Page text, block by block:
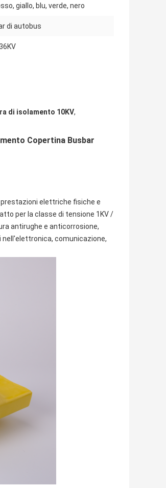
giallo, blu, verde, nero
di autobus
di isolamento 10KV,
Copertina Busbar
elettriche fisiche e
per la classe di tensione 1KV /
antirughe e anticorrosione,
comunicazione,